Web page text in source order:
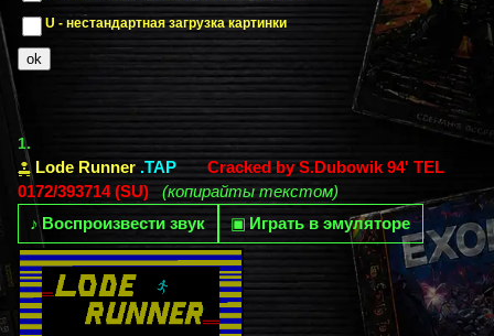
U - нестандартная загрузка картинки
1.
Lode Runner .TAP
Cracked by S.Dubowik 94' TEL
0172/393714 (SU)
(копирайты текстом)
♪ Воспроизвести звук ▣ Играть в эмуляторе